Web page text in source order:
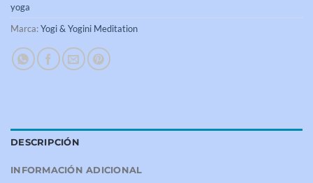
yoga
Marca:Yogi & Yogini Meditation
DESCRIPCIÓN
INFORMACIÓN ADICIONAL